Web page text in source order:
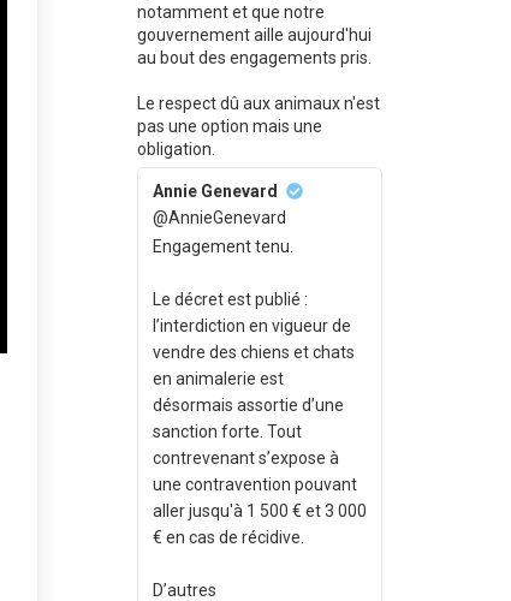
notamment et que notre
gouvernement aille aujourd'hui
au bout des engagements pris.
Le respect dû aux animaux n'est
pas une option mais une
obligation.
Annie Genevard
@AnnieGenevard
Engagement tenu.
Le décret est publié :
l’interdiction en vigueur de
vendre des chiens et chats
en animalerie est
désormais assortie d’une
sanction forte. Tout
contrevenant s’expose à
une contravention pouvant
aller jusqu'à 1 500 € et 3 000
€ en cas de récidive.
D’autres